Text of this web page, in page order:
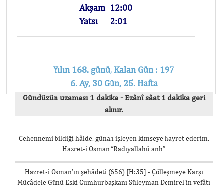
Akşam 12:00
Yatsı
2:01
Yılın 168. günü, Kalan Gün : 197
6. Ay, 30 Gün, 25. Hafta
Gündüzün uzaması 1 dakika - Ezânî sâat 1 dakika geri
alınır.
Cehennemi bildiği hâlde, günah işleyen kimseye hayret ederim.
Hazret-i Osman “Radıyallahü anh”
Hazret-i Osman’ın şehâdeti (656) [H:35] - Çölleşmeye Karşı
Mücâdele Günü Eski Cumhurbaşkanı Süleyman Demirel’in vefâtı